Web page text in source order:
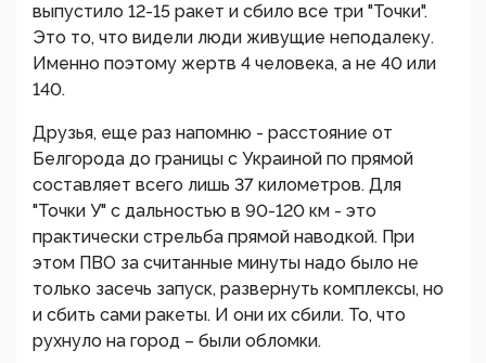
выпустило 12-15 ракет и сбило все три "Точки".
Это то, что видели люди живущие неподалеку.
Именно поэтому жертв 4 человека, а не 40 или
140.
Друзья, еще раз напомню - расстояние от
Белгорода до границы с Украиной по прямой
составляет всего лишь 37 километров. Для
"Точки У" с дальностью в 90-120 км - это
практически стрельба прямой наводкой. При
этом ПВО за считанные минуты надо было не
только засечь запуск, развернуть комплексы, но
и сбить сами ракеты. И они их сбили. То, что
рухнуло на город – были обломки.